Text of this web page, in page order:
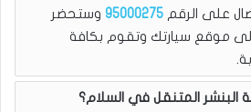
على الرقم 95000275 وستحضر
موقع سيارتك وتقوم بكافة
البنشر المتنقل في السلام؟